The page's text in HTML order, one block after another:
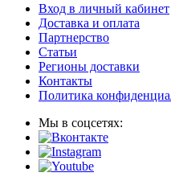
Вход в личный кабинет
Доставка и оплата
Партнерство
Статьи
Регионы доставки
Контакты
Политика
Мы в соцсетях: